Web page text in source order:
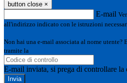
button close ×
E-mail
all'indirizzo indicato con le istruzioni
Non hai una e-mail associata al nome utente?
tramite la
E-mail inviata, si prega di controllare la